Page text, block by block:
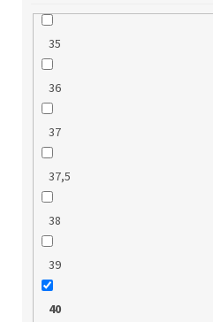
35
36
37
37,5
38
39
40